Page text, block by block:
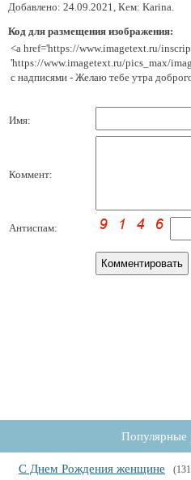
Добавлено: 24.09.2021, Кем: Karina.
Код для размещения изображения:
<a href='https://www.imagetext.ru/
'https://www.imagetext.ru/pics_max/
с надписями - Желаю тебе утра
Имя:
Коммент:
Антиспам:
Популярные
С Днем Рождения женщине